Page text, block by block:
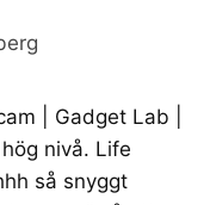
| Gadget Lab |
nivå. Life
så snyggt